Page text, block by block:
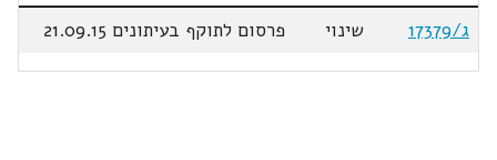
ג/17379
שינוי פרסום לתוקף בעיתונים 21.09.15